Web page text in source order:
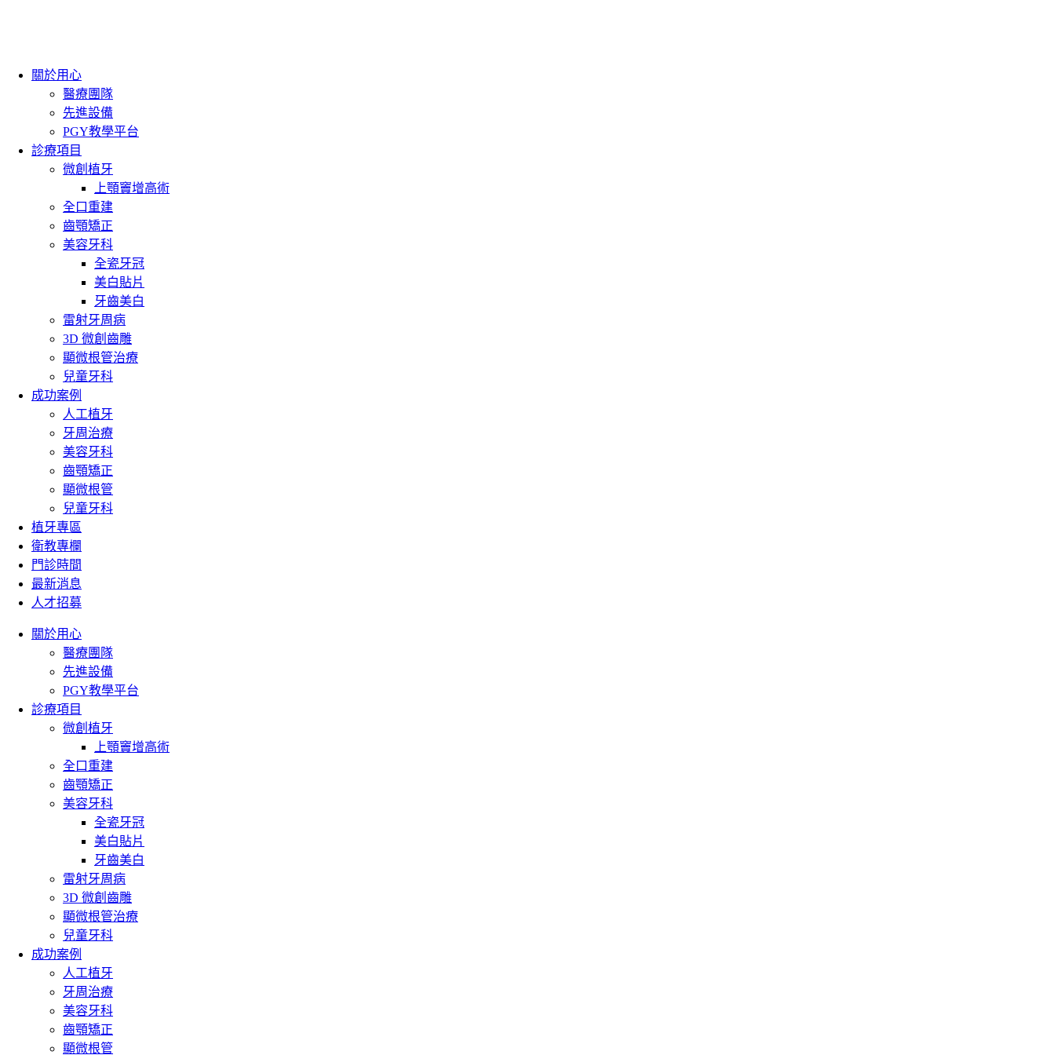
關於用心
醫療團隊
先進設備
PGY教學平台
診療項目
微創植牙
上顎竇增高術
全口重建
齒顎矯正
美容牙科
全瓷牙冠
美白貼片
牙齒美白
雷射牙周病
3D 微創齒雕
顯微根管治療
兒童牙科
成功案例
人工植牙
牙周治療
美容牙科
齒顎矯正
顯微根管
兒童牙科
植牙專區
衛教專欄
門診時間
最新消息
人才招募
關於用心
醫療團隊
先進設備
PGY教學平台
診療項目
微創植牙
上顎竇增高術
全口重建
齒顎矯正
美容牙科
全瓷牙冠
美白貼片
牙齒美白
雷射牙周病
3D 微創齒雕
顯微根管治療
兒童牙科
成功案例
人工植牙
牙周治療
美容牙科
齒顎矯正
顯微根管